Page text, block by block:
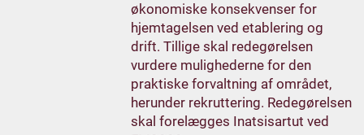
økonomiske konsekvenser for
hjemtagelsen ved etablering og
drift. Tillige skal redegørelsen
vurdere mulighederne for den
praktiske forvaltning af området,
herunder rekruttering. Redegørelsen
skal forelægges Inatsisartut ved